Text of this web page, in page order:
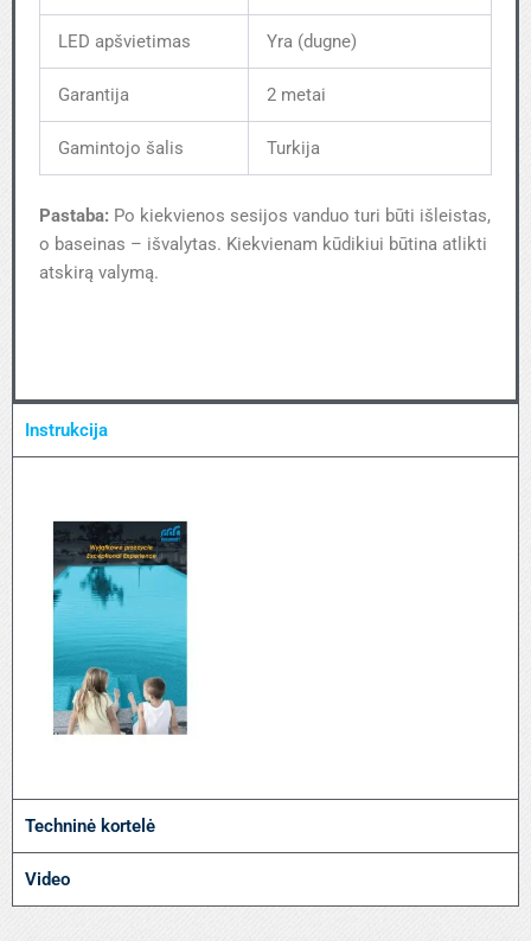
LED apšvietimas Yra (dugne)
Garantija 2 metai
Gamintojo šalis Turkija
Pastaba: Po kiekvienos sesijos vanduo turi būti išleistas,
o baseinas – išvalytas. Kiekvienam kūdikiui būtina atlikti
atskirą valymą.
Instrukcija
Techninė kortelė
Video